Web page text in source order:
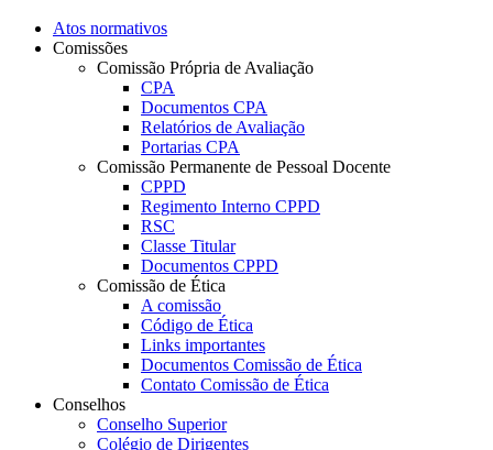
Atos normativos
Comissões
Comissão Própria de Avaliação
CPA
Documentos CPA
Relatórios de Avaliação
Portarias CPA
Comissão Permanente de Pessoal Docente
CPPD
Regimento Interno CPPD
RSC
Classe Titular
Documentos CPPD
Comissão de Ética
A comissão
Código de Ética
Links importantes
Documentos Comissão de Ética
Contato Comissão de Ética
Conselhos
Conselho Superior
Colégio de Dirigentes